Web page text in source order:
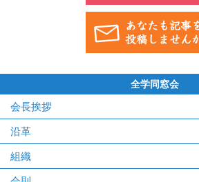
全学同窓会
会長挨拶
沿革
組織